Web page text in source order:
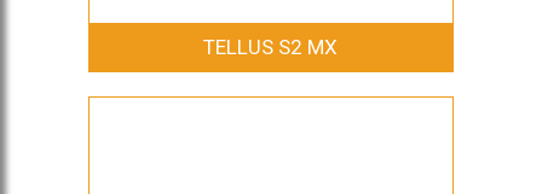
TELLUS S2 MX